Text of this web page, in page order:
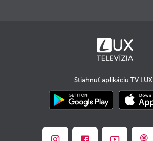
Stiahnuť aplikáciu TV LUX